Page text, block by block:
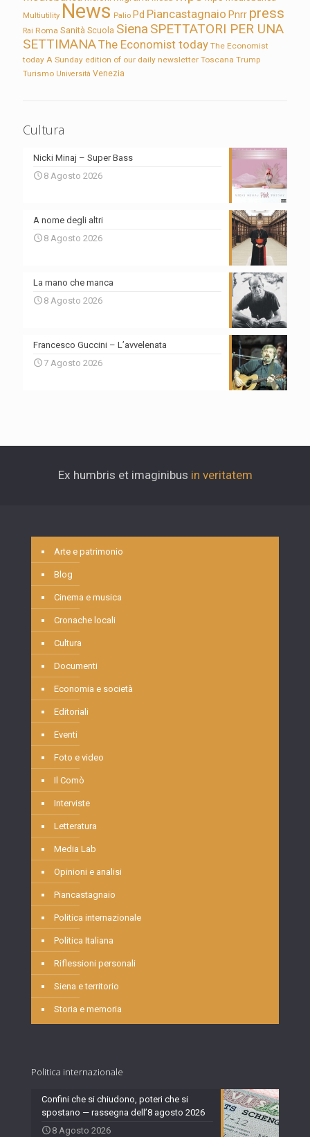
Multiutility News Palio Pd Piancastagnaio Pnrr press
Rai Roma Sanità Scuola Siena SPETTATORI PER UNA
SETTIMANAThe Economist today The Economist
today A Sunday edition of our daily newsletter Toscana Trump
Turismo Università Venezia
Cultura
Nicki Minaj – Super Bass
8 Agosto 2026
A nome degli altri
8 Agosto 2026
La mano che manca
8 Agosto 2026
Francesco Guccini – L’avvelenata
7 Agosto 2026
Ex humbris et imaginibus in veritatem
Arte e patrimonio
Blog
Cinema e musica
Cronache locali
Cultura
Documenti
Economia e società
Editoriali
Eventi
Foto e video
Il Comò
Interviste
Letteratura
Media Lab
Opinioni e analisi
Piancastagnaio
Politica internazionale
Politica Italiana
Riflessioni personali
Siena e territorio
Storia e memoria
Politica internazionale
Confini che si chiudono, poteri che si
spostano — rassegna dell’8 agosto 2026
8 Agosto 2026